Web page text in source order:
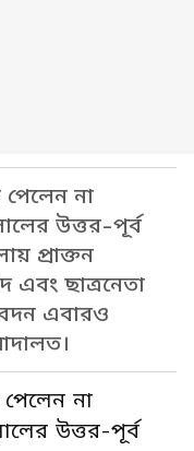
না
উত্তর-পূর্ব
প্রাক্তন
এবং ছাত্রনেতা
এবারও
না
উত্তর-পূর্ব